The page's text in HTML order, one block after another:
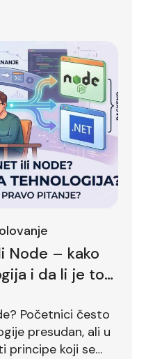
Node – kako
i da li je to
Početnici često
presudan, ali u
principe koji se